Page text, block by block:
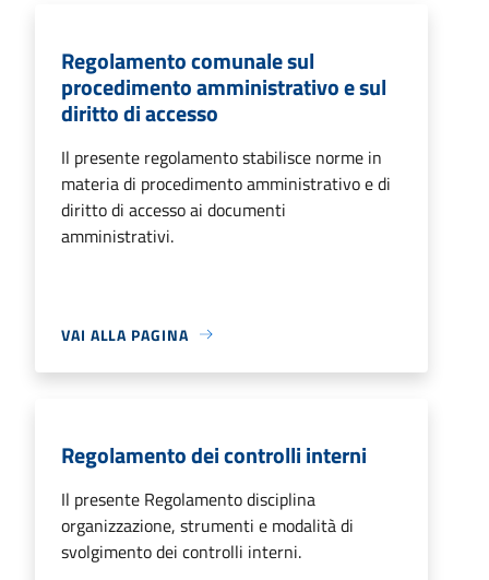
Regolamento comunale sul
procedimento amministrativo e sul
diritto di accesso
Il presente regolamento stabilisce norme in
materia di procedimento amministrativo e di
diritto di accesso ai documenti
amministrativi.
VAI ALLA PAGINA
Regolamento dei controlli interni
Il presente Regolamento disciplina
organizzazione, strumenti e modalità di
svolgimento dei controlli interni.